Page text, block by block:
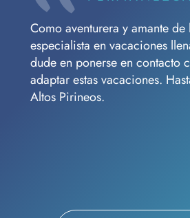
Como aventurera y amante
especialista en vacaciones
dude en ponerse en contacto
adaptar estas vacaciones.
Altos Pirineos.